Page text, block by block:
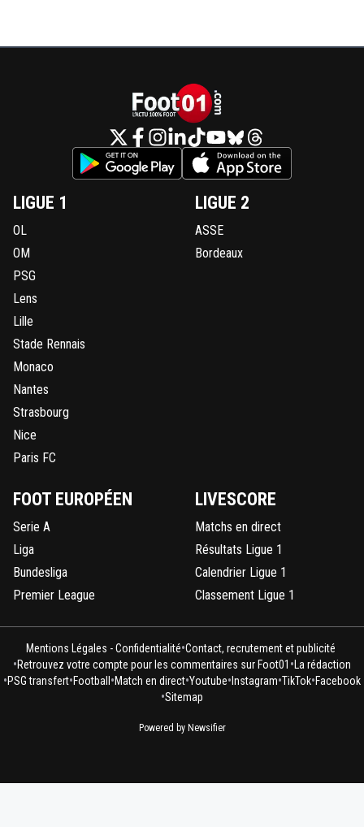
LIGUE 1
OL
OM
PSG
Lens
Lille
Stade Rennais
Monaco
Nantes
Strasbourg
Nice
Paris FC
LIGUE 2
ASSE
Bordeaux
FOOT EUROPÉEN
Serie A
Liga
Bundesliga
Premier League
LIVESCORE
Matchs en direct
Résultats Ligue 1
Calendrier Ligue 1
Classement Ligue 1
Mentions Légales - Confidentialité•Contact, recrutement et publicité
•Retrouvez votre compte pour les commentaires sur Foot01 •La rédaction
•PSG transfert•Football•Match en direct•Youtube•Instagram•TikTok•Facebook
•Sitemap
Powered by Newsifier